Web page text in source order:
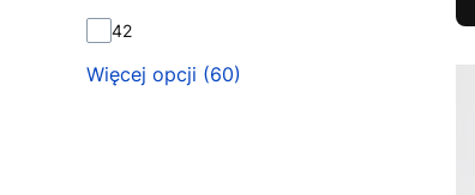
42
Więcej opcji (60)